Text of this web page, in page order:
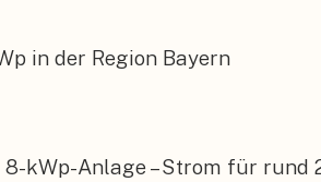
in der Region Bayern
8-kWp-Anlage – Strom für rund